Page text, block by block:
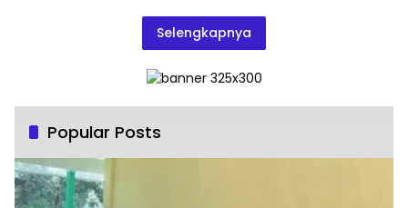
Selengkapnya
Popular Posts